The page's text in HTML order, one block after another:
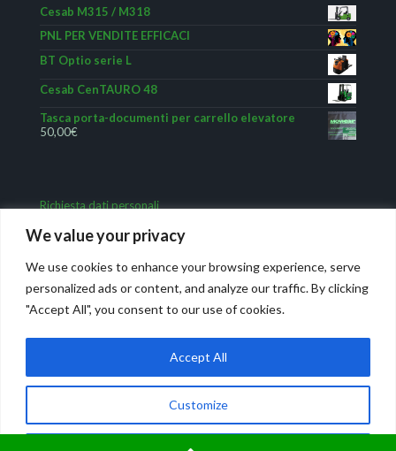
We value your privacy
We use cookies to enhance your browsing experience, serve
personalized ads or content, and analyze our traffic. By clicking
"Accept All", you consent to our use of cookies.
Customize
Accept All
Cesab M315 / M318
PNL PER VENDITE EFFICACI
BT Optio serie L
Cesab CenTAURO 48
Tasca porta-documenti per carrello elevatore
50,00€
Richiesta dati personali
Movicar Carrelli elevatori – Formazione aziendale. © 1995-
2024.
Powered by IWG